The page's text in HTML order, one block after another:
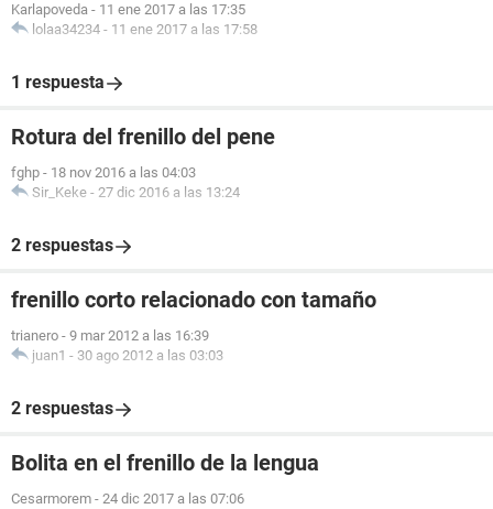
Karlapoveda - 11 ene 2017 a las 17:35
lolaa34234 - 11 ene 2017 a las 17:58
1 respuesta
Rotura del frenillo del pene
fghp - 18 nov 2016 a las 04:03
Sir_Keke - 27 dic 2016 a las 13:24
2 respuestas
frenillo corto relacionado con tamaño
trianero - 9 mar 2012 a las 16:39
juan1 - 30 ago 2012 a las 03:03
2 respuestas
Bolita en el frenillo de la lengua
Cesarmorem - 24 dic 2017 a las 07:06